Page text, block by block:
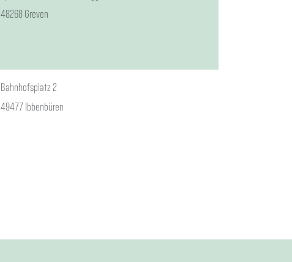
48268 Greven
Bahnhofsplatz 2
49477 Ibbenbüren